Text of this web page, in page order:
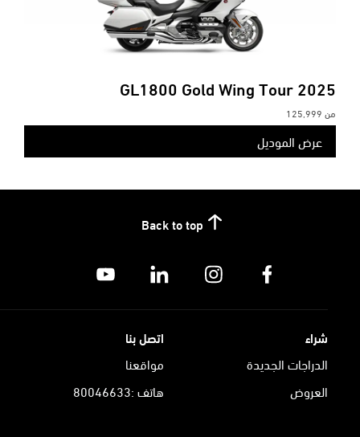
GL1800 Gold Wing Tour2025
من125,999
عرض الموديل
Back to top
شراء
الدراجات الجديدة
العروض
اتصل بنا
مواقعنا
هاتف :80046633